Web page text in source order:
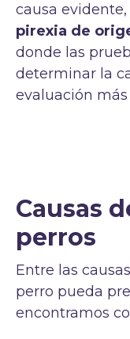
causa
pirexia de
donde las
determinar la
evaluación
Causas
perros
Entre las
perro pueda
encontramos